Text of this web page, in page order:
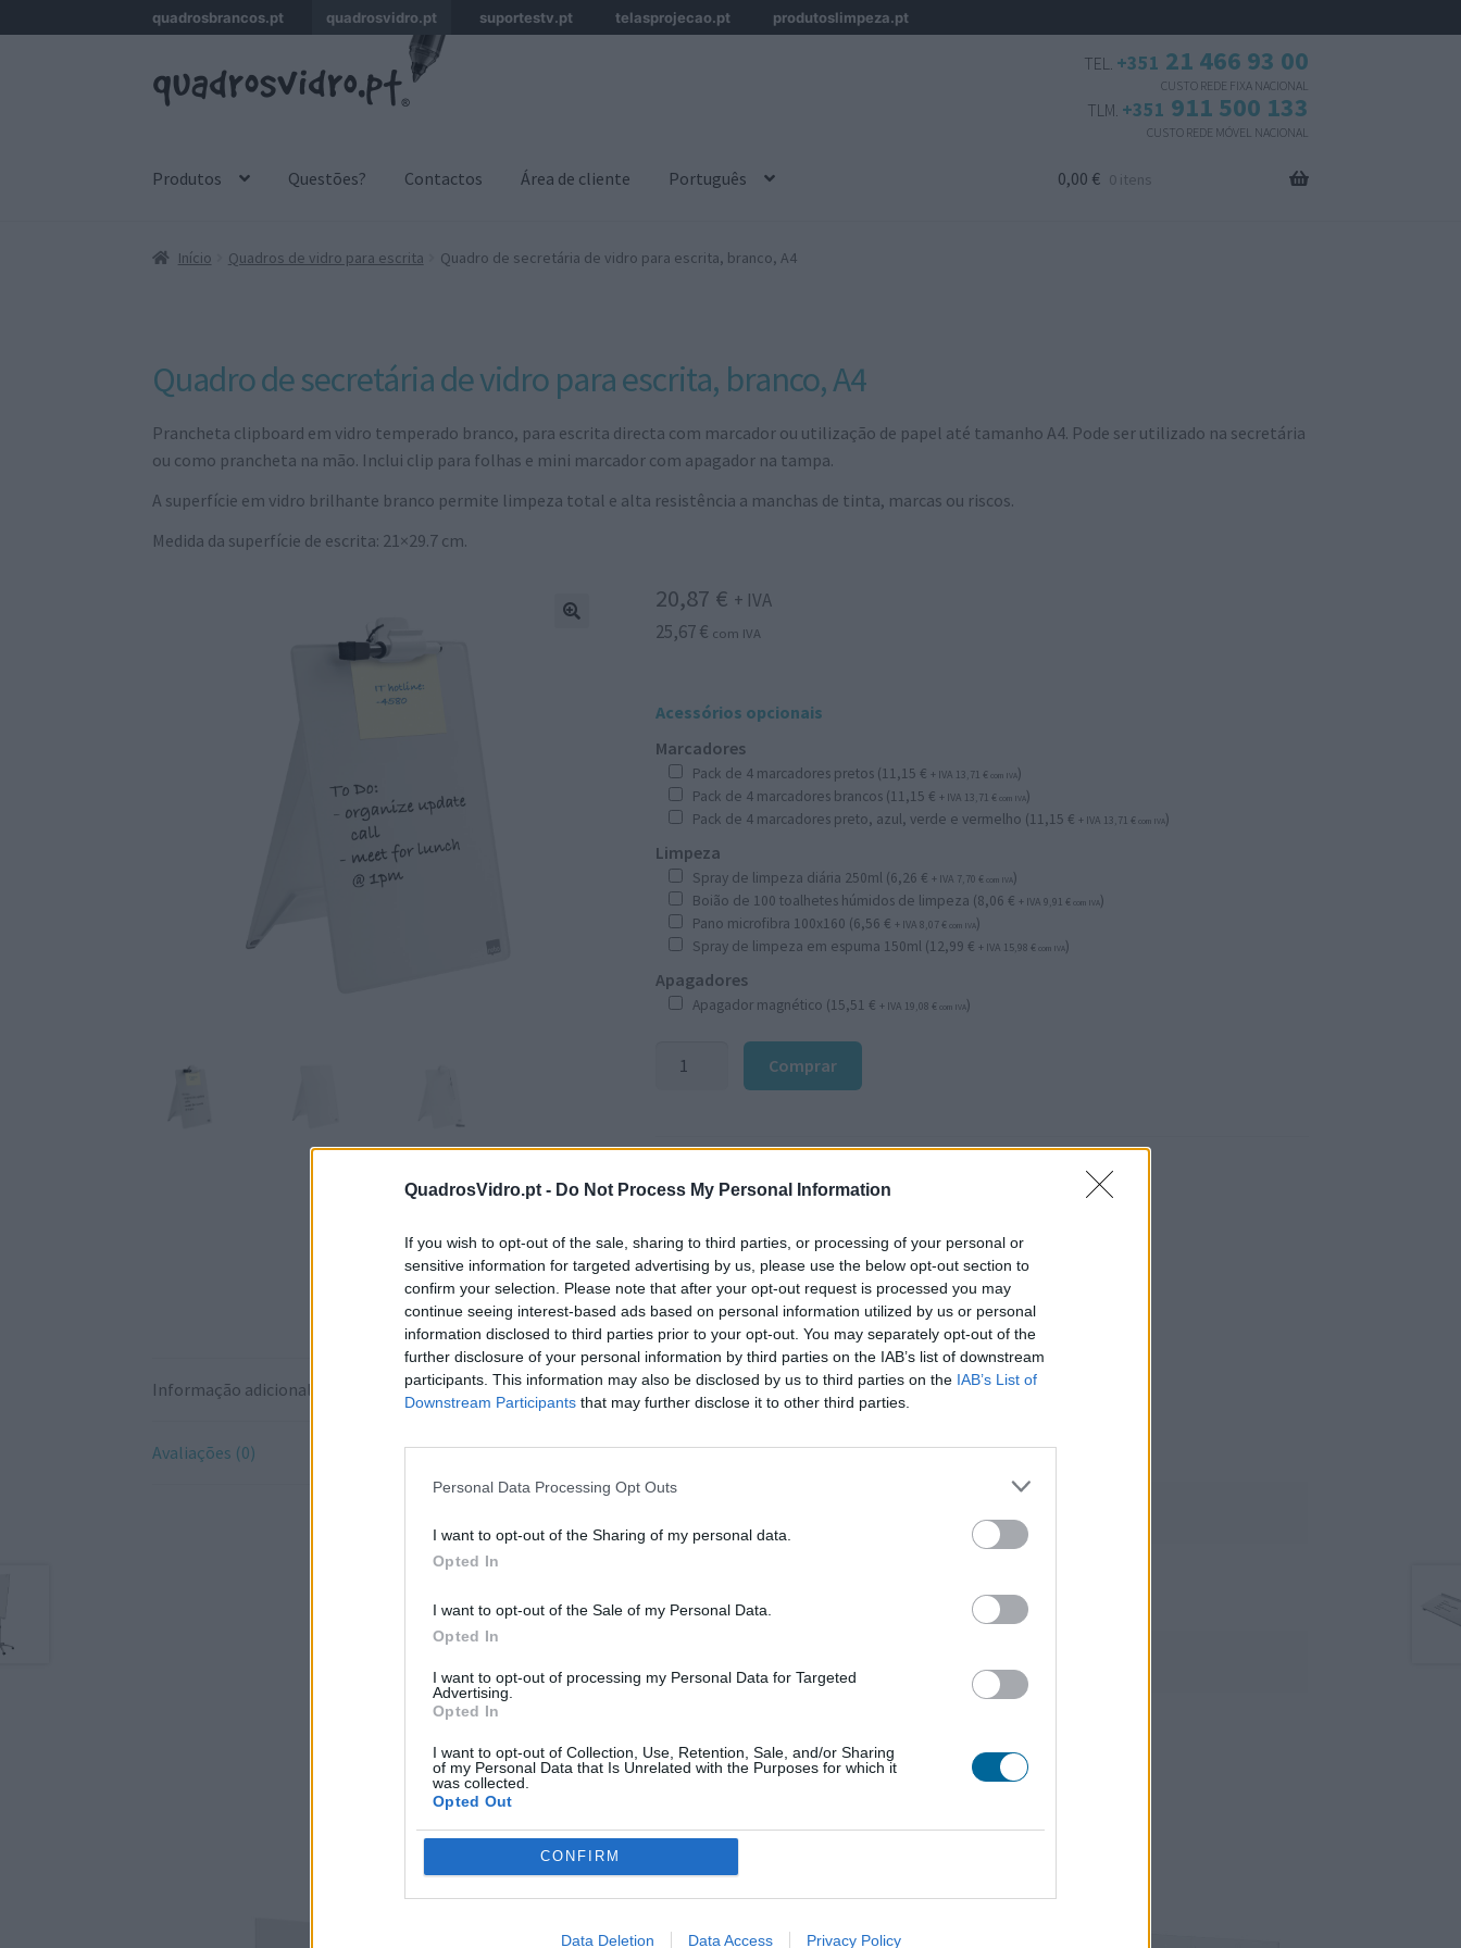
QuadrosVidro.pt - Do Not Process My Personal Information
If you wish to opt-out of the sale, sharing to third parties, or processing of your personal or
sensitive information for targeted advertising by us, please use the below opt-out section to
confirm your selection. Please note that after your opt-out request is processed you may
continue seeing interest-based ads based on personal information utilized by us or personal
information disclosed to third parties prior to your opt-out. You may separately opt-out of the
further disclosure of your personal information by third parties on the IAB’s list of downstream
participants. This information may also be disclosed by us to third parties on the IAB’s List of
Downstream Participants that may further disclose it to other third parties.
Personal Data Processing Opt Outs
I want to opt-out of the Sharing of my personal data.
Opted In
I want to opt-out of the Sale of my Personal Data.
Opted In
I want to opt-out of processing my Personal Data for Targeted
Advertising.
Opted In
I want to opt-out of Collection, Use, Retention, Sale, and/or Sharing
of my Personal Data that Is Unrelated with the Purposes for which it
was collected.
Opted Out
CONFIRM
Data Deletion Data Access Privacy Policy
quadrosbrancos.pt quadrosvidro.pt suportestv.pt telasprojecao.pt produtoslimpeza.pt
para
para
TEL. +351 21 466 93 00
CUSTO REDE FIXA NACIONAL
TLM. +351 911 500 133
CUSTO REDE MÓVEL NACIONAL
Produtos Questões? Contactos Área de cliente Português 0,00 € 0 itens
Início Quadros de vidro para escrita Quadro de secretária de vidro para escrita, branco, A4
Quadro de secretária de vidro para escrita, branco, A4
Prancheta clipboard em vidro temperado branco, para escrita directa com marcador ou utilização de papel até tamanho A4. Pode ser utilizado na secretária
ou como prancheta na mão. Inclui clip para folhas e mini marcador com apagador na tampa.
A superfície em vidro brilhante branco permite limpeza total e alta resistência a manchas de tinta, marcas ou riscos.
Medida da superfície de escrita: 21×29.7 cm.
20,87 € + IVA
25,67€ com IVA
Acessórios opcionais
Marcadores
Pack de 4 marcadores pretos (11,15 € + IVA 13,71 € com IVA)
Pack de 4 marcadores brancos (11,15 € + IVA 13,71 € com IVA)
Pack de 4 marcadores preto, azul, verde e vermelho (11,15 € + IVA 13,71 € com IVA)
Limpeza
Spray de limpeza diária 250ml (6,26 € + IVA 7,70 € com IVA)
Boião de 100 toalhetes húmidos de limpeza (8,06 € + IVA 9,91 € com IVA)
Pano microfibra 100x160 (6,56 € + IVA 8,07 € com IVA)
Spray de limpeza em espuma 150ml (12,99 € + IVA 15,98 € com IVA)
Apagadores
Apagador magnético (15,51 € + IVA 19,08 € com IVA)
de
para
escrita,
branco,
Comprar
Categoria:Quadros de vidro para escrita
Marca:
Nobo
Informação adicional
Avaliações (0)
Informação adicional
Peso 1,07 kg
Produtos Relacionados